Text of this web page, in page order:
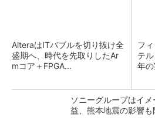
AlteraはITバブルを切り抜け全
盛期へ、時代を先取りしたAr
mコア＋FPGA...
フ
テ
年
ソニーグループはイ
益、熊本地震の影響も